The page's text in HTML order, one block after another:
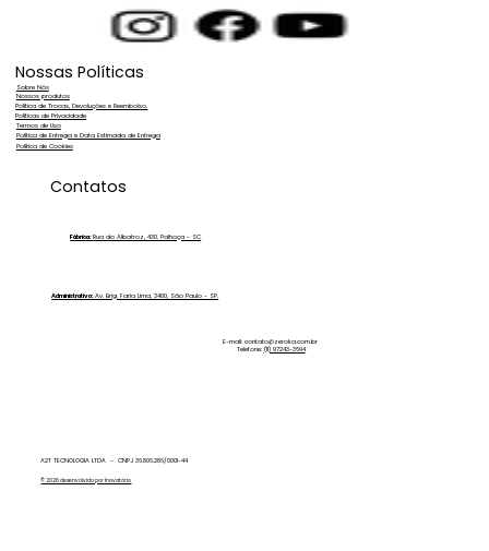
Limpeza de Vidros Profissional Rápida
Reversa Zero Ka
A2T TECNOLOGIA LTDA - CNPJ 36.806.286/0001-44
© 2026 desenvolvido por Inovatório
Nossas Políticas
Nossos produtos
Sobre Nós
Política de Trocas, Devoluções e Reembolso.
Políticas de Privacidade
Política de Entrega e Data Estimada de Entrega
Política de Cookies
Termos de Uso
Contatos
Fábrica:Rua do Albatroz, 430. Palhoça - SC
Administrativo:Av. Brig. Faria Lima, 3400, São Paulo - SP.
E-mail:contato@zeroka.com.br
Telefone: (11) 97243-3694